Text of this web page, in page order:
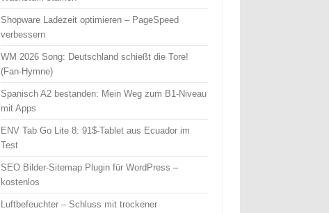
Shopware Ladezeit optimieren – PageSpeed
verbessern
WM 2026 Song: Deutschland schießt die Tore!
(Fan-Hymne)
Spanisch A2 bestanden: Mein Weg zum B1-Niveau
mit Apps
ENV Tab Go Lite 8: 91$-Tablet aus Ecuador im
Test
SEO Bilder-Sitemap Plugin für WordPress –
kostenlos
Luftbefeuchter – Schluss mit trockener